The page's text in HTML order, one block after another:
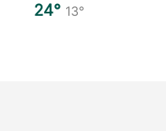
24° 13°